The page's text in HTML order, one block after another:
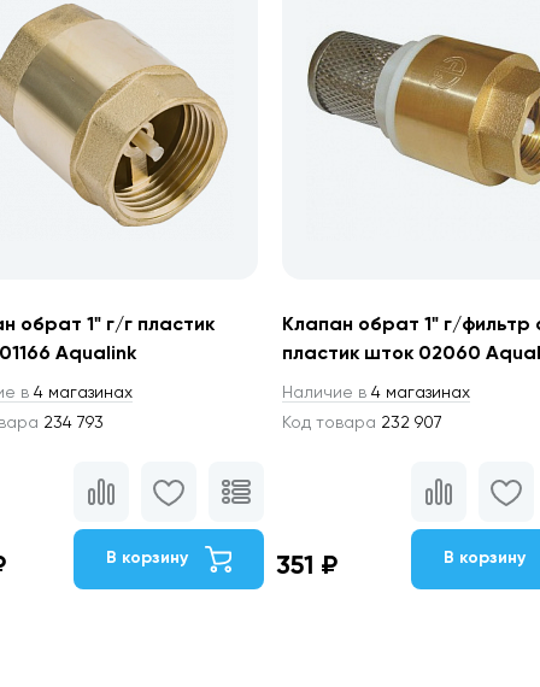
обрат 1" г/г пластик
Aqualink
в 4 магазинах
234 793
В корзину
Клапан обрат 1" г/фильтр
пластик шток 02060
Наличие в 4 магазинах
Код товара 232 907
351 ₽ В корзину